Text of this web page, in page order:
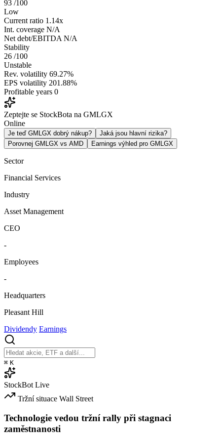
93 /100
Low
Current ratio 1.14x
Int. coverage N/A
Net debt/EBITDA N/A
Stability
26 /100
Unstable
Rev. volatility 69.27%
EPS volatility 201.88%
Profitable years 0
Zeptejte se StockBota na GMLGX
Online
Je teď GMLGX dobrý nákup?
Jaká jsou hlavní rizika?
Porovnej GMLGX vs AMD
Earnings výhled pro GMLGX
Sector
Financial Services
Industry
Asset Management
CEO
-
Employees
-
Headquarters
Pleasant Hill
Dividendy Earnings
⌘ K
StockBot Live
Tržní situace Wall Street
Technologie vedou tržní rally při stagnaci
zaměstnanosti